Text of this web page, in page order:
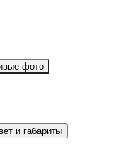
фото
и габариты